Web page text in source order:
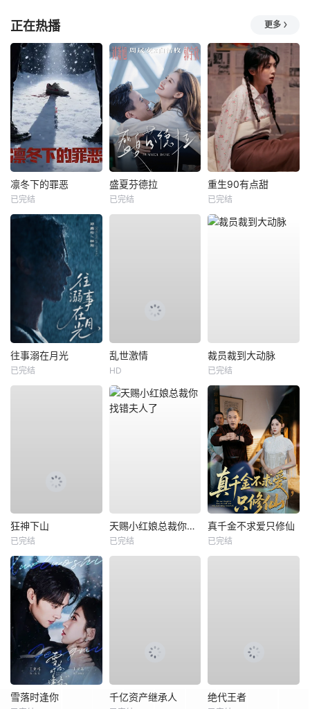
正在热播 更多
凛冬下的罪恶
已完结
盛夏芬德拉
已完结
重生90有点甜
已完结
往事溺在月光
已完结
乱世激情
HD
裁员裁到大动脉
已完结
狂神下山
已完结
天赐小红娘总裁你找错夫人了
已完结
真千金不求爱只修仙
已完结
雪落时逢你 千亿资产继承人 绝代王者